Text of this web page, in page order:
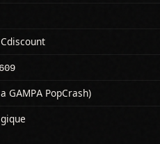
GAMPA PopCrash)